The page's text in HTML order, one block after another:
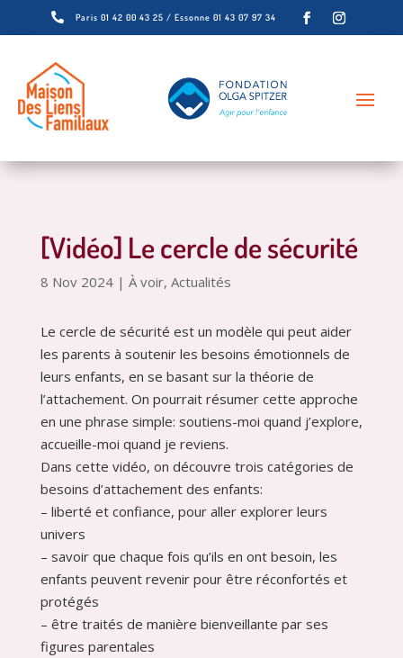
 Paris 01 42 00 43 25 / Essonne 01 43 07 97 34
[Vidéo] Le cercle de sécurité
8 Nov 2024| À voir, Actualités
Le cercle de sécurité est un modèle qui peut aider
les parents à soutenir les besoins émotionnels de
leurs enfants, en se basant sur la théorie de
l’attachement. On pourrait résumer cette approche
en une phrase simple: soutiens-moi quand j’explore,
accueille-moi quand je reviens.
Dans cette vidéo, on découvre trois catégories de
besoins d’attachement des enfants:
– liberté et confiance, pour aller explorer leurs
univers
– savoir que chaque fois qu’ils en ont besoin, les
enfants peuvent revenir pour être réconfortés et
protégés
– être traités de manière bienveillante par ses
figures parentales